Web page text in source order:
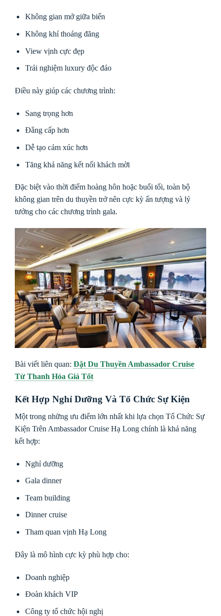
Không gian mở giữa biển
Không khí thoáng đãng
View vịnh cực đẹp
Trải nghiệm luxury độc đáo
Điều này giúp các chương trình:
Sang trọng hơn
Đẳng cấp hơn
Dễ tạo cảm xúc hơn
Tăng khả năng kết nối khách mời
Đặc biệt vào thời điểm hoàng hôn hoặc buổi tối, toàn bộ
không gian trên du thuyền trở nên cực kỳ ấn tượng và lý
tưởng cho các chương trình gala.
Bài viết liên quan: Đặt Du Thuyền Ambassador Cruise
Từ Thanh Hóa Giá Tốt
Kết Hợp Nghỉ Dưỡng Và Tổ Chức Sự Kiện
Một trong những ưu điểm lớn nhất khi lựa chọn Tổ Chức Sự
Kiện Trên Ambassador Cruise Hạ Long chính là khả năng
kết hợp:
Nghỉ dưỡng
Gala dinner
Team building
Dinner cruise
Tham quan vịnh Hạ Long
Đây là mô hình cực kỳ phù hợp cho:
Doanh nghiệp
Đoàn khách VIP
Công ty tổ chức hội nghị